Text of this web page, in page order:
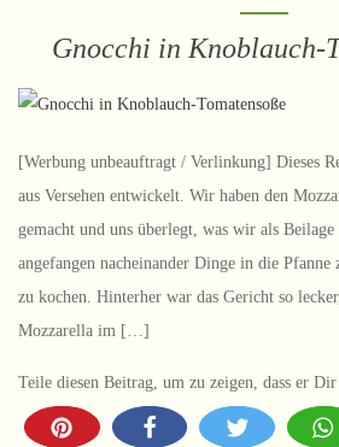
Gnocchi in Knoblauch-
[Werbung unbeauftragt / Verlinkung] Dieses
aus Versehen entwickelt. Wir haben den
gemacht und uns überlegt, was wir als Beilage
angefangen nacheinander Dinge in die
zu kochen. Hinterher war das Gericht so
Mozzarella im […]
Teile diesen Beitrag, um zu zeigen, dass er